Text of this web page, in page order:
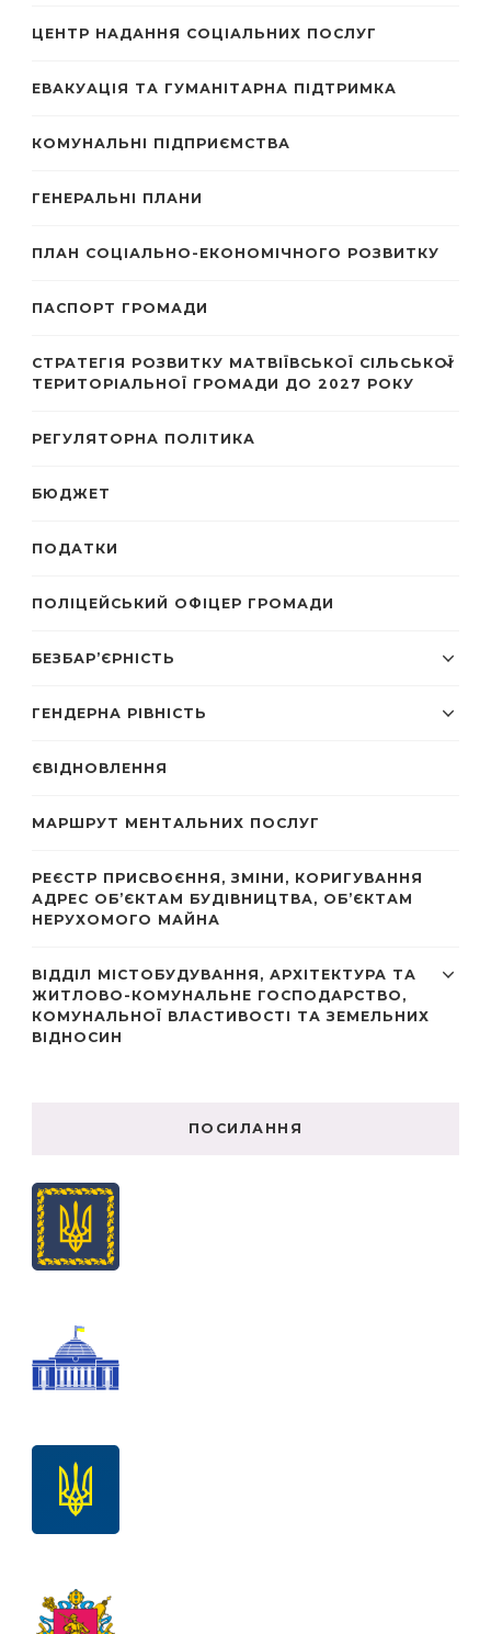
ЦЕНТР НАДАННЯ СОЦІАЛЬНИХ ПОСЛУГ
ЕВАКУАЦІЯ ТА ГУМАНІТАРНА ПІДТРИМКА
КОМУНАЛЬНІ ПІДПРИЄМСТВА
ГЕНЕРАЛЬНІ ПЛАНИ
ПЛАН СОЦІАЛЬНО-ЕКОНОМІЧНОГО РОЗВИТКУ
ПАСПОРТ ГРОМАДИ
СТРАТЕГІЯ РОЗВИТКУ МАТВІЇВСЬКОЇ СІЛЬСЬКОЇ
ТЕРИТОРІАЛЬНОЇ ГРОМАДИ ДО 2027 РОКУ
РЕГУЛЯТОРНА ПОЛІТИКА
БЮДЖЕТ
ПОДАТКИ
ПОЛІЦЕЙСЬКИЙ ОФІЦЕР ГРОМАДИ
БЕЗБАР’ЄРНІСТЬ
ГЕНДЕРНА РІВНІСТЬ
ЄВІДНОВЛЕННЯ
МАРШРУТ МЕНТАЛЬНИХ ПОСЛУГ
РЕЄСТР ПРИСВОЄННЯ, ЗМІНИ, КОРИГУВАННЯ
АДРЕС ОБ’ЄКТАМ БУДІВНИЦТВА, ОБ’ЄКТАМ
НЕРУХОМОГО МАЙНА
ВІДДІЛ МІСТОБУДУВАННЯ, АРХІТЕКТУРА ТА
ЖИТЛОВО-КОМУНАЛЬНЕ ГОСПОДАРСТВО,
КОМУНАЛЬНОЇ ВЛАСТИВОСТІ ТА ЗЕМЕЛЬНИХ
ВІДНОСИН
ПОСИЛАННЯ